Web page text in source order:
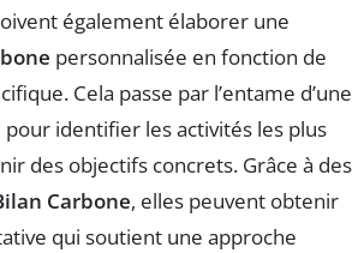
également élaborer une
personnalisée en fonction de
Cela passe par l’entame d’une
identifier les activités les plus
des objectifs concrets. Grâce à des
Carbone, elles peuvent obtenir
qui soutient une approche